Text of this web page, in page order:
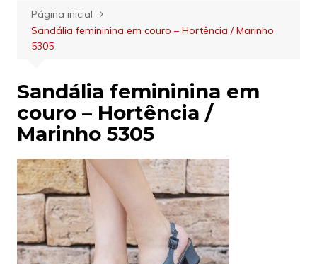
Página inicial
Sandália femininina em couro – Hortência / Marinho
5305
Sandália femininina em
couro – Hortência /
Marinho 5305